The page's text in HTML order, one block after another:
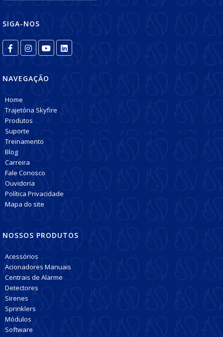
SIGA-NOS
NAVEGAÇÃO
Home
Trajetória Skyfire
Produtos
Suporte
Treinamento
Blog
Carreira
Fale Conosco
Ouvidoria
Política Privacidade
Mapa do site
NOSSOS PRODUTOS
Acessórios
Acionadores Manuais
Centrais de Alarme
Detectores
Sirenes
Sprinklers
Módulos
Software